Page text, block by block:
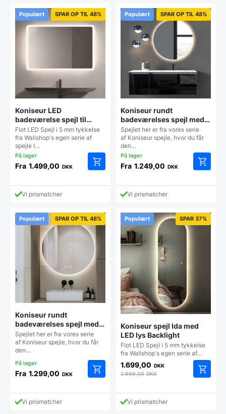
varianter.
Mulighederne
kan
vælges
kan
vælges
på
Populært SPAR OP TIL 48%
Koniseur LED
badeværelse spejl til
Lampeudtag – Antidug
Flot LED Spejl i 5 mm tykkelse
fra Wallshop's egen serie af
spejle I…
Fra 1.499,00 DKK
vare
varianter.
Mulighederne
kan
vælges
på
varesiden
Vi prismatcher
Populært SPAR OP TIL 48%
Koniseur rundt
badeværelses spejl med
LED til lampeudtag –
Antidug
Spejlet her er fra vores serie
af Koniseur spejle, hvor du får
den…
Fra 1.249,00 DKK
vare
kan
Vi prismatcher
Populært SPAR OP TIL 48%
Koniseur rundt
badeværelses spejl med
LED, Antidug og
Touchsensor
Spejlet her er fra vores serie
af Koniseur spejle, hvor du får
den…
Fra 1.299,00 DKK
vare
Vi prismatcher
Populært SPAR 37%
Koniseur spejl Ida med
LED lys Backlight
Flot LED Spejl i 5 mm tykkelse
fra Wallshop's egen serie af…
1.699,00 DKK
2.699,00DKK
Vi prismatcher